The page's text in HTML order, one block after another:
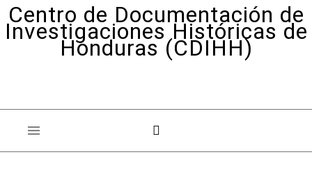
Centro de Documentación de
Investigaciones Históricas de
Honduras (CDIHH)